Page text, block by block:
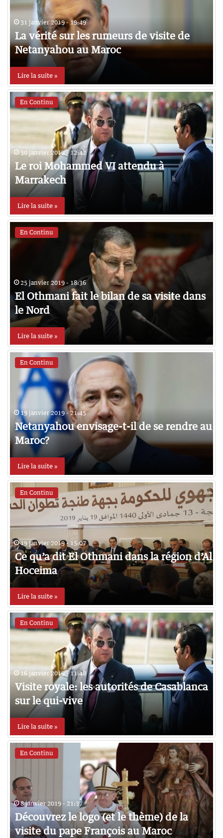
31 janvier 2019 - 19:49
La vérité sur les rumeurs de visite de
Netanyahou au Maroc
Lire la suite »
En Continu
30 janvier 2019 - 12:42
Le roi Mohammed VI attendu à
Marrakech
Lire la suite »
En Continu
25 janvier 2019 - 18:36
El Othmani fait le bilan de sa visite dans
le Nord
Lire la suite »
En Continu
19 janvier 2019 - 21:45
Netanyahou envisage-t-il de se rendre au
Maroc?
Lire la suite »
En Continu
19 janvier 2019 - 15:07
Ce qu’a dit El Othmani dans la région d’Al
Hoceima
Lire la suite »
En Continu
16 janvier 2019 - 11:48
Visite royale: les autorités de Casablanca
sur le qui-vive
Lire la suite »
En Continu
8 janvier 2019 - 21:37
Découvrez le logo (et le thème) de la
visite du pape François au Maroc